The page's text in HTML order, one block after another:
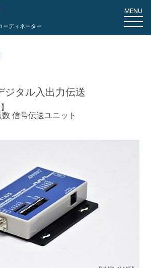
ーディネーター
MENU
ジタル入出力伝送
信号伝送ユニット